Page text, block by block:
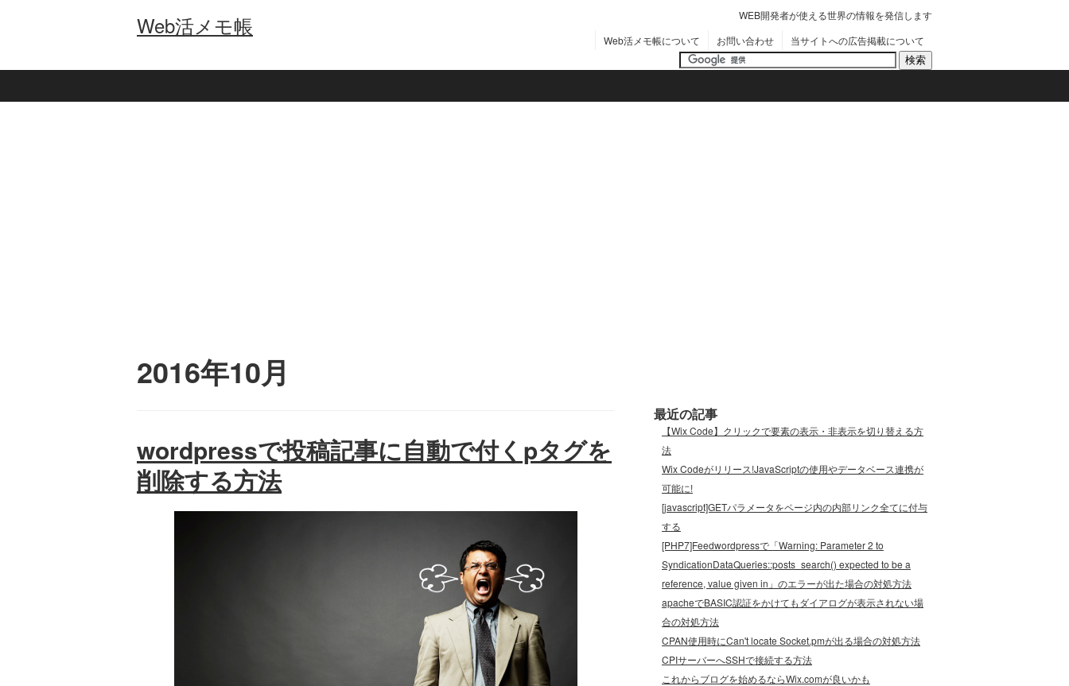
Web活メモ帳
WEB開発者が使える世界の情報を発信します
Web活メモ帳について
お問い合わせ 当サイトへの広告掲載について
2016年10月
wordpressで投稿記事に自動で付くpタグを
削除する方法
最近の記事
【Wix Code】クリックで要素の表示・非表示を切り替える方
法
Wix Codeがリリース!JavaScriptの使用やデータベース連携が
可能に!
[javascript]GETパラメータをページ内の内部リンク全てに付与
する
[PHP7]Feedwordpressで「Warning: Parameter 2 to
SyndicationDataQueries::posts_search() expected to be a
reference, value given in」のエラーが出た場合の対処方法
apacheでBASIC認証をかけてもダイアログが表示されない場
合の対処方法
CPAN使用時にCan't locate Socket.pmが出る場合の対処方法
CPIサーバーへSSHで接続する方法
これからブログを始めるならWix.comが良いかも